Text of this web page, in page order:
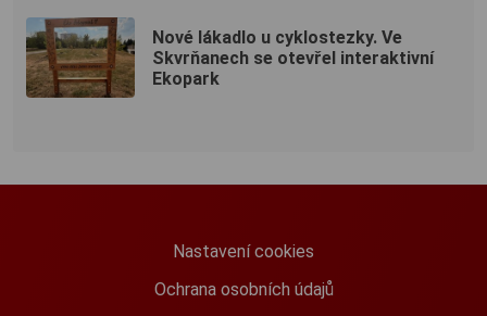
Nové lákadlo u cyklostezky. Ve
Skvrňanech se otevřel interaktivní
Ekopark
Nastavení cookies
Ochrana osobních údajů